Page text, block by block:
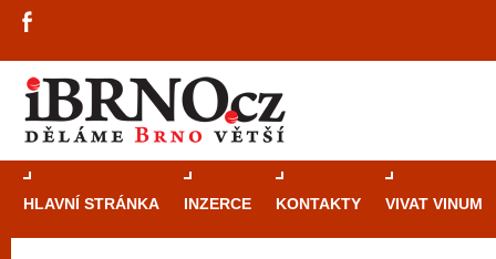
HLAVNÍ STRÁNKA INZERCE KONTAKTY VIVAT VINUM